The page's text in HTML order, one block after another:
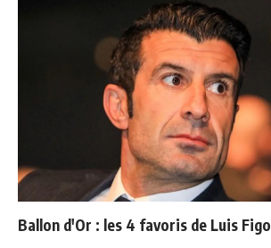
Ballon d'Or : les 4 favoris de Luis Figo